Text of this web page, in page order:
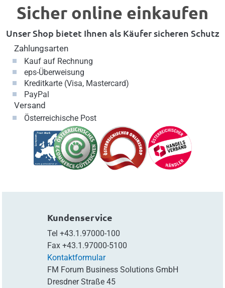
Sicher online einkaufen
Unser Shop bietet Ihnen als Käufer sicheren Schutz
Zahlungsarten
Kauf auf Rechnung
eps-Überweisung
Kreditkarte (Visa, Mastercard)
PayPal
Versand
Österreichische Post
Kundenservice
Tel +43.1.97000-100
Fax +43.1.97000-5100
Kontaktformular
FM Forum Business Solutions GmbH
Dresdner Straße 45